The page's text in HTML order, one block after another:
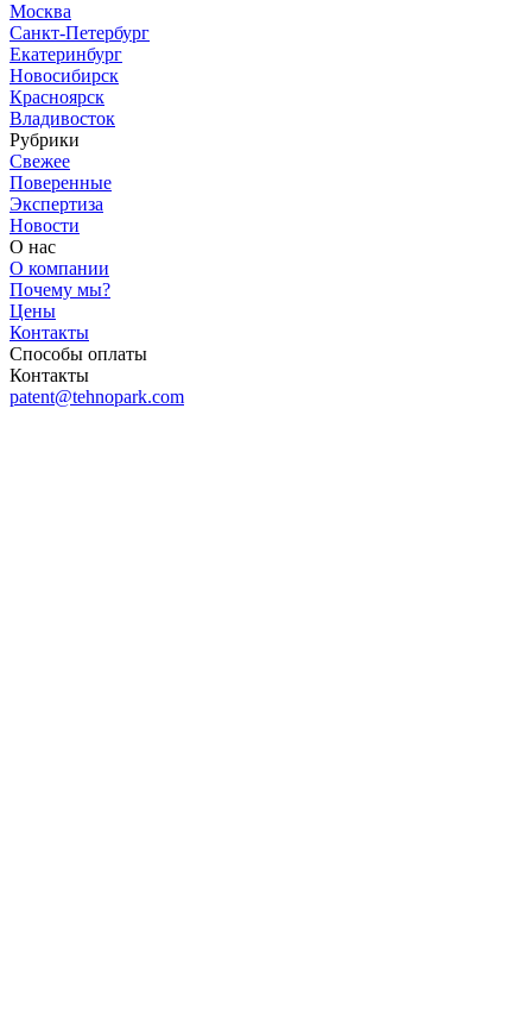
Москва
Санкт-Петербург
Екатеринбург
Новосибирск
Красноярск
Владивосток
Рубрики
Свежее
Поверенные
Экспертиза
Новости
О нас
О компании
Почему мы?
Цены
Контакты
Способы оплаты
Контакты
patent@tehnopark.com